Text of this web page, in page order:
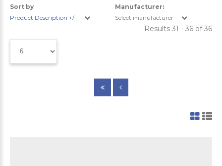
Sort by
Product Description +/-
Manufacturer:
Select manufacturer
Results 31 - 36 of 36